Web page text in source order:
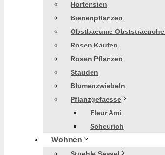
Hortensien
Bienenpflanzen
Obstbaeume
Rosen Kaufen
Rosen Pflanzen
Stauden
Blumenzwiebeln
Pflanzgefaesse
Fleur Ami
Scheurich
Wohnen